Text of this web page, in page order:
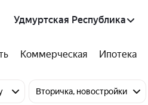
Удмуртская Республика
Коммерческая Ипотека
Вторичка, новостройки